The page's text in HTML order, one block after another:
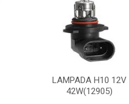
LAMPADA H10 12V
42W(12905)